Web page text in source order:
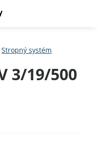
Stropný systém
3/19/500